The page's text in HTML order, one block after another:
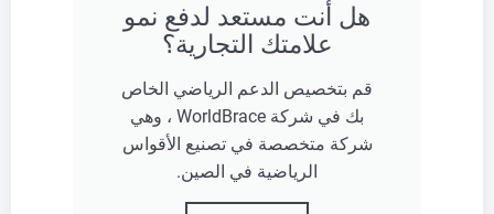
هل أنت مستعد لدفع نمو
علامتك التجارية؟
قم بتخصيص الدعم الرياضي الخاص
بك في شركة WorldBrace ، وهي
شركة متخصصة في تصنيع الأقواس
الرياضية في الصين.